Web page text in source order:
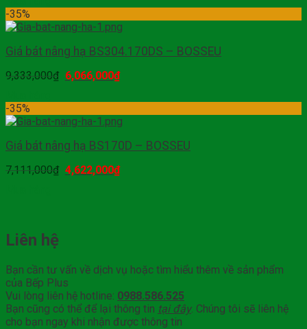
-35%
Giá bát nâng hạ BS304.170DS – BOSSEU
9,333,000₫ 6,066,000₫
-35%
Giá bát nâng hạ BS170D – BOSSEU
7,111,000₫ 4,622,000₫
Liên hệ
Bạn cần tư vấn về dịch vụ hoặc tìm hiểu thêm về sản phẩm
của Bếp Plus
Vui lòng liên hệ hotline: 0988.586.525
Bạn cũng có thể để lại thông tin tại đây. Chúng tôi sẽ liên hệ
cho bạn ngay khi nhận được thông tin